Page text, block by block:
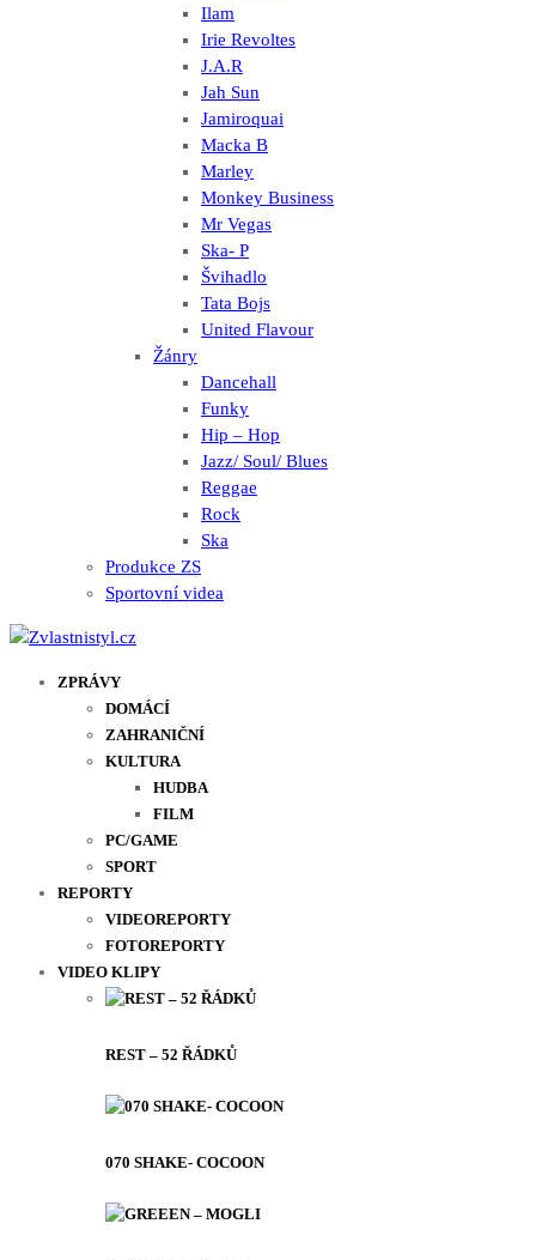
Ilam
Irie Revoltes
J.A.R
Jah Sun
Jamiroquai
Macka B
Marley
Monkey Business
Mr Vegas
Ska- P
Švihadlo
Tata Bojs
United Flavour
Žánry
Dancehall
Funky
Hip – Hop
Jazz/ Soul/ Blues
Reggae
Rock
Ska
Produkce ZS
Sportovní videa
ZPRÁVY
DOMÁCÍ
ZAHRANIČNÍ
KULTURA
HUDBA
FILM
PC/GAME
SPORT
REPORTY
VIDEOREPORTY
FOTOREPORTY
VIDEO KLIPY
REST – 52 ŘÁDKŮ
070 SHAKE- COCOON